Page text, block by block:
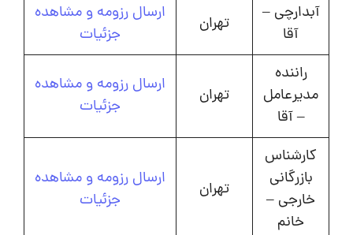
آبدارچی –
آقا
تهران
ارسال رزومه و مشاهده
جزئیات
راننده
مدیرعامل
– آقا
تهران
ارسال رزومه و مشاهده
جزئیات
کارشناس
بازرگانی
خارجی –
خانم
تهران
ارسال رزومه و مشاهده
جزئیات